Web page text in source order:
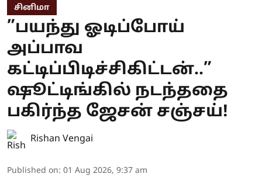
சினிமா
”பயந்து ஓடிப்போய்
அப்பாவ
கட்டிப்பிடிச்சிகிட்டன்..”
ஷூட்டிங்கில் நடந்ததை
பகிர்ந்த ஜேசன் சஞ்சய்!
Rishan Vengai
Published on: 01 Aug 2026, 9:37 am